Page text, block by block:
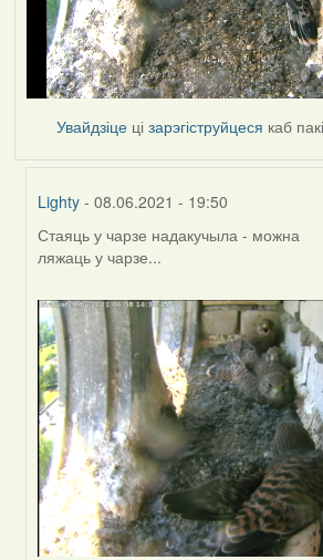
Увайдзіце цізарэгіструйцеся каб
Lighty - 08.06.2021 - 19:50
In
reply
by
Estydaven
Стаяць у чарзе надакучыла - можна
ляжаць у чарзе...